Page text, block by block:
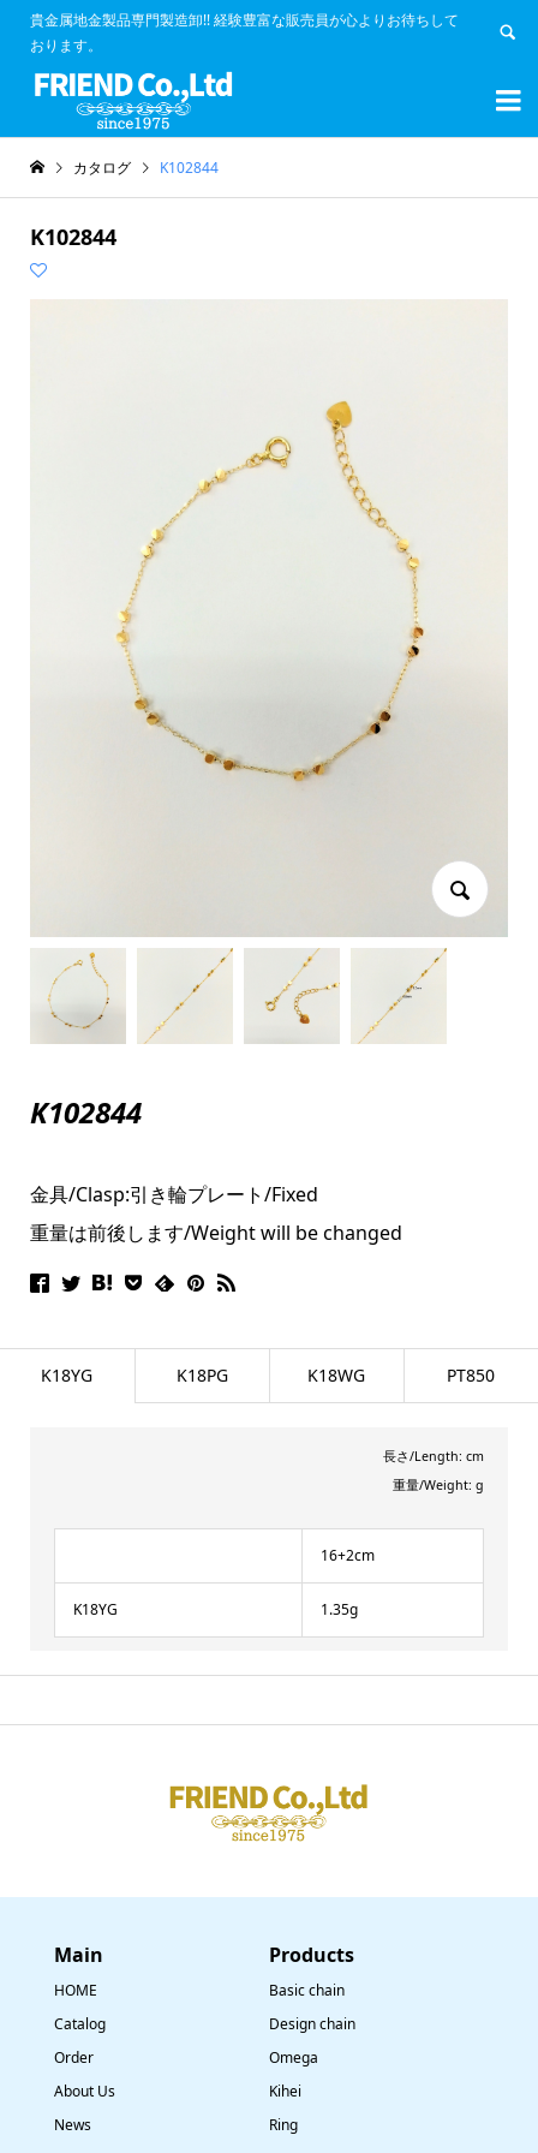
貴金属地金製品専門製造卸!! 経験豊富な販売員が心よりお待ちして
おります。


カタログ K102844
K102844
K102844
金具/Clasp:引き輪プレート/Fixed
重量は前後します/Weight will be changed
K18YG K18PG K18WG PT850
長さ/Length: cm
重量/Weight: g
16+2cm
K18YG 1.35g
Main
HOME
Catalog
Order
About Us
News
​Products
Basic chain
Design chain
Omega
Kihei
Ring